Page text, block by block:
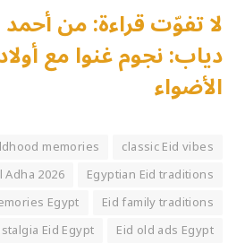
لا تفوّت قراءة: من
دياب: نجوم غنوا مع
الأضواء
classic Eid vibes
memories
Egyptian Eid traditions
Adha 2026
Eid family traditions
Egypt
Eid old ads Egypt
Eid Egypt